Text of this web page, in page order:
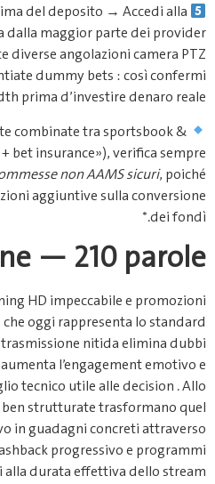
Prova gratuita demo HD prima
sala demo gratuita proposta
; testa simultaneamente
mentre effettui micro‐puntiate
stabilità bandwidth
Bonus extra: Se trovi offerte
casino («deposit match + bet
termini relativі adsiti
potrebbero implicare condizioni
La sinergia fra uno streaming
mirate sta ridefinendo ciò che
aureo nei casinò online.​ Una
sulla casualità delle carte,
rende evidente ogni dettaglio
stesso tempo promozioni ben
valore visivo aggiuntivo in
welcome match elevati ,
fedeltà collegati alla